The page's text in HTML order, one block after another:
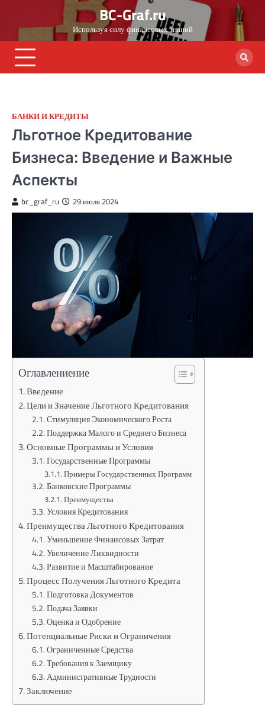
content
BC-Graf.ru
Используя силу финансовых знаний
БАНКИ И КРЕДИТЫ
Льготное Кредитование
Бизнеса: Введение и Важные
Аспекты
bc_graf_ru 29 июля 2024
Оглавлениение
Введение
Цели и Значение Льготного Кредитования
Стимуляция Экономического Роста
Поддержка Малого и Среднего Бизнеса
Основные Программы и Условия
Государственные Программы
Примеры Государственных Программ
Банковские Программы
Преимущества
Условия Кредитования
Преимущества Льготного Кредитования
Уменьшение Финансовых Затрат
Увеличение Ликвидности
Развитие и Масштабирование
Процесс Получения Льготного Кредита
Подготовка Документов
Подача Заявки
Оценка и Одобрение
Потенциальные Риски и Ограничения
Ограниченные Средства
Требования к Заемщику
Административные Трудности
Заключение